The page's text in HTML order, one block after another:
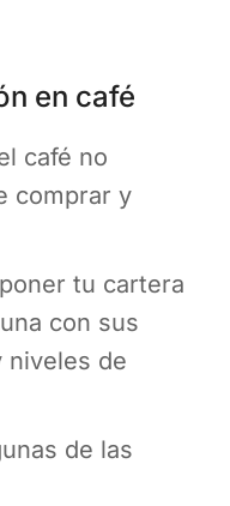
en café
café no
comprar y
tu cartera
con sus
niveles de
de las